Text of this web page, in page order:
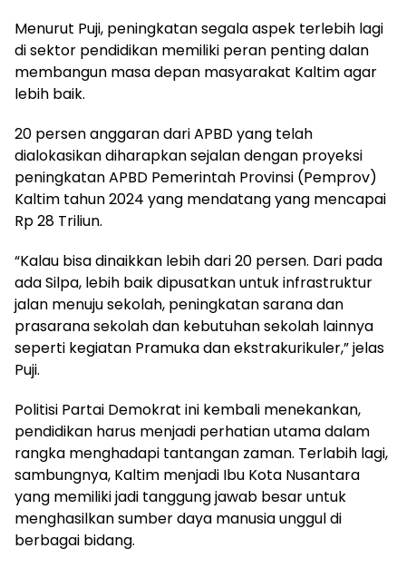
Menurut Puji, peningkatan segala aspek terlebih lagi
di sektor pendidikan memiliki peran penting dalan
membangun masa depan masyarakat Kaltim agar
lebih baik.
20 persen anggaran dari APBD yang telah
dialokasikan diharapkan sejalan dengan proyeksi
peningkatan APBD Pemerintah Provinsi (Pemprov)
Kaltim tahun 2024 yang mendatang yang mencapai
Rp 28 Triliun.
“Kalau bisa dinaikkan lebih dari 20 persen. Dari pada
ada Silpa, lebih baik dipusatkan untuk infrastruktur
jalan menuju sekolah, peningkatan sarana dan
prasarana sekolah dan kebutuhan sekolah lainnya
seperti kegiatan Pramuka dan ekstrakurikuler,” jelas
Puji.
Politisi Partai Demokrat ini kembali menekankan,
pendidikan harus menjadi perhatian utama dalam
rangka menghadapi tantangan zaman. Terlabih lagi,
sambungnya, Kaltim menjadi Ibu Kota Nusantara
yang memiliki jadi tanggung jawab besar untuk
menghasilkan sumber daya manusia unggul di
berbagai bidang.